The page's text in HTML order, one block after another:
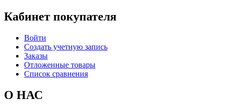
Кабинет покупателя
Войти
Создать учетную запись
Заказы
Отложенные товары
Список сравнения
О НАС